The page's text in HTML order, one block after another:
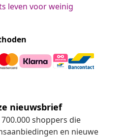
leven voor weinig
nieuwsbrief
shoppers die
en nieuwe